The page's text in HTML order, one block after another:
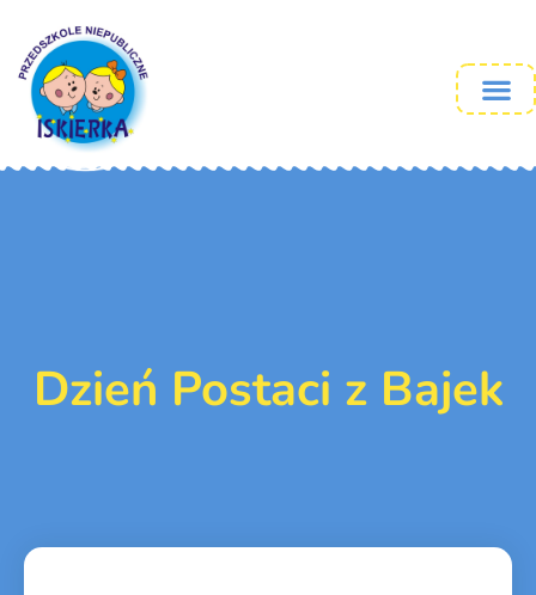
Dzień Postaci z Bajek